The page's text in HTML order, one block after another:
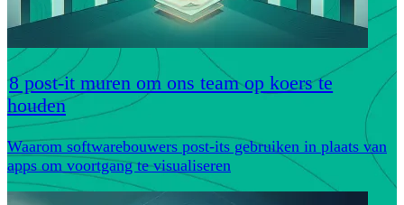
8 post-it muren om ons team op koers te
houden
Waarom softwarebouwers post-its gebruiken in plaats van
apps om voortgang te visualiseren